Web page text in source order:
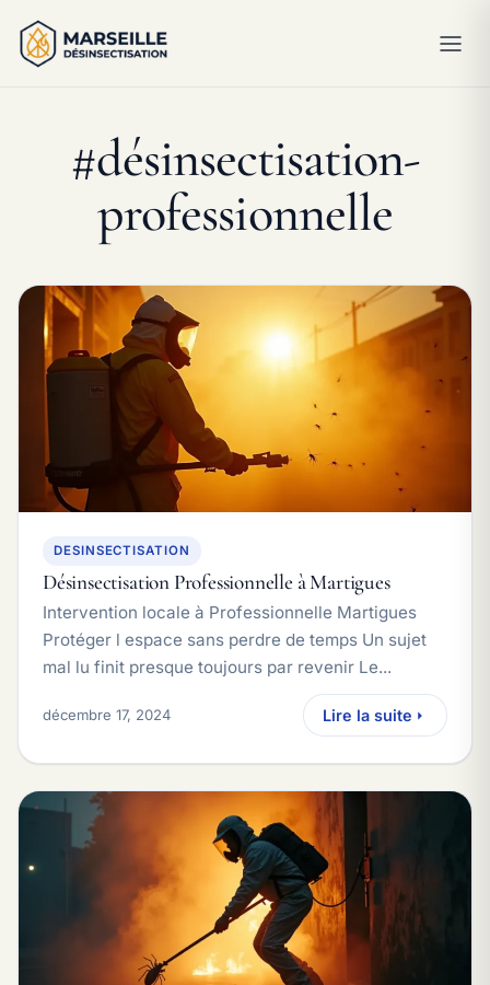
#désinsectisation-
professionnelle
DESINSECTISATION
Désinsectisation Professionnelle à Martigues
Intervention locale à Professionnelle Martigues
Protéger l espace sans perdre de temps Un sujet
mal lu finit presque toujours par revenir Le...
décembre 17, 2024 Lire la suite